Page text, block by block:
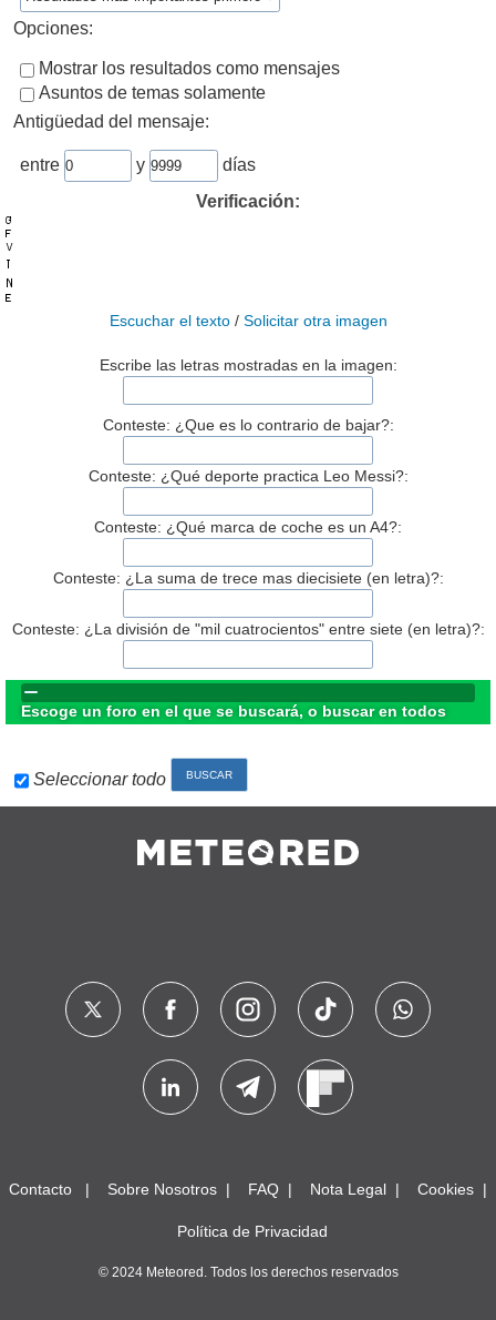
Opciones:
Mostrar los resultados como mensajes
Asuntos de temas solamente
Antigüedad del mensaje:
entre y
días
Verificación:
Escuchar el texto/ Solicitar otra imagen
Escribe las letras mostradas en la imagen:
Conteste: ¿Que es lo contrario de bajar?:
Conteste: ¿Qué deporte practica Leo Messi?:
Conteste: ¿Qué marca de coche es un A4?:
Conteste: ¿La suma de trece mas diecisiete (en letra)?:
Conteste: ¿La división de "mil cuatrocientos" entre siete (en letra)?:
Escoge un foro en el que se buscará, o buscar en todos
Seleccionar todo
Contacto Sobre Nosotros FAQ Nota Legal Cookies
Política de Privacidad
© 2024 Meteored. Todos los derechos reservados